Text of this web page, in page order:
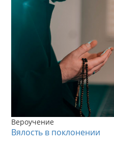
Вероучение
Вялость в поклонении